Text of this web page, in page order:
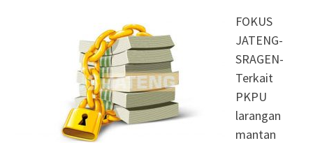
FOKUS
JATENG-
SRAGEN-
Terkait
PKPU
larangan
mantan